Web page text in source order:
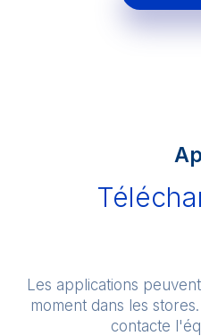
Les applications
moment dans les
contacte